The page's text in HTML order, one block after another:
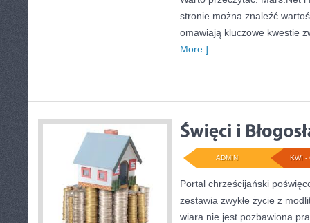
stronie można znaleźć
omawiają kluczowe kwestie
More ]
KWI -
ADMIN
Portal chrześcijański
zestawia zwykłe życie z
wiara nie jest pozbawiona